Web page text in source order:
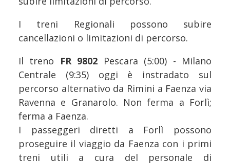
I treni Regionali possono subire
cancellazioni o limitazioni di percorso.
Il treno FR 9802 Pescara (5:00) - Milano
Centrale (9:35) oggi è instradato sul
percorso alternativo da Rimini a Faenza via
Ravenna e Granarolo. Non ferma a Forlì;
ferma a Faenza.
I passeggeri diretti a Forlì possono
proseguire il viaggio da Faenza con i primi
treni utili a cura del personale di